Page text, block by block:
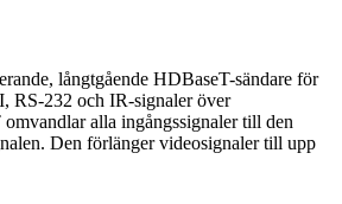
långtgående HDBaseT-sändare för
RS-232 och IR-signaler över
alla ingångssignaler till den
Den förlänger videosignaler till upp